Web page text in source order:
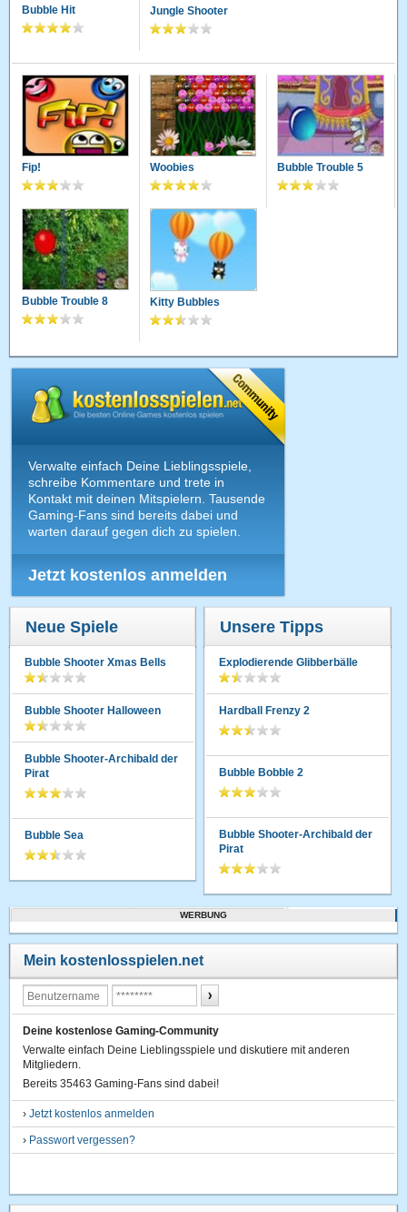
Bubble Hit Jungle Shooter
Fip! Woobies Bubble Trouble 5
Bubble Trouble 8 Kitty Bubbles
Verwalte einfach Deine Lieblingsspiele,
schreibe Kommentare und trete in
Kontakt mit deinen Mitspielern. Tausende
Gaming-Fans sind bereits dabei und
warten darauf gegen dich zu spielen.
Jetzt kostenlos anmelden
Neue Spiele
Bubble Shooter Xmas Bells
Bubble Shooter Halloween
Bubble Shooter-Archibald der
Pirat
Bubble Sea
Unsere Tipps
Explodierende Glibberbälle
Hardball Frenzy 2
Bubble Bobble 2
Bubble Shooter-Archibald der
Pirat
WERBUNG
Mein kostenlosspielen.net
Deine kostenlose Gaming-Community
Verwalte einfach Deine Lieblingsspiele und diskutiere mit anderen
Mitgliedern.
Bereits 35463 Gaming-Fans sind dabei!
›Jetzt kostenlos anmelden
› Passwort vergessen?